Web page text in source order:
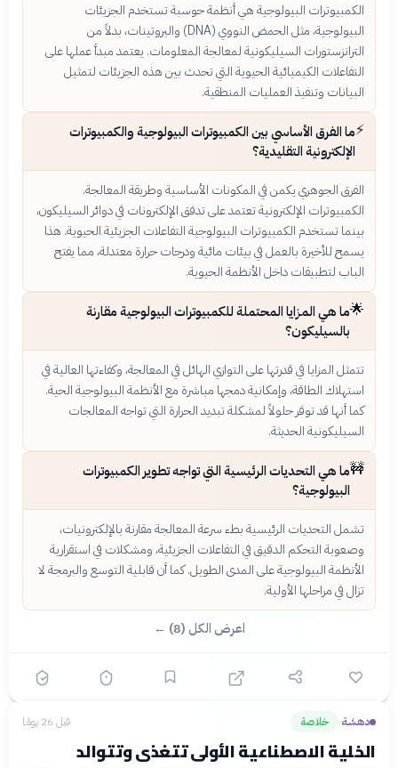
الكمبيوترات البيولوجية هي أنظمة حوسبة تستخدم الجزيئات
البيولوجية، مثل الحمض النووي (DNA) والبروتينات، بدلاً من
الترانزستورات السيليكونية لمعالجة المعلومات. يعتمد مبدأ عملها على
التفاعلات الكيميائية الحيوية التي تحدث بين هذه الجزيئات لتمثيل
البيانات وتنفيذ العمليات المنطقية.
⚡ما الفرق الأساسي بين الكمبيوترات البيولوجية والكمبيوترات
الإلكترونية التقليدية؟
الفرق الجوهري يكمن في المكونات الأساسية وطريقة المعالجة.
الكمبيوترات الإلكترونية تعتمد على تدفق الإلكترونات في دوائر السيليكون،
بينما تستخدم الكمبيوترات البيولوجية التفاعلات الجزيئية الحيوية. هذا
يسمح للأخيرة بالعمل في بيئات مائية ودرجات حرارة معتدلة، مما يفتح
الباب لتطبيقات داخل الأنظمة الحيوية.
🌟ما هي المزايا المحتملة للكمبيوترات البيولوجية مقارنة
بالسيليكون؟
تتمثل المزايا في قدرتها على التوازي الهائل في المعالجة، وكفاءتها العالية في
استهلاك الطاقة، وإمكانية دمجها مباشرة مع الأنظمة البيولوجية الحية.
كما أنها قد توفر حلولاً لمشكلة تبديد الحرارة التي تواجه المعالجات
السيليكونية الحديثة.
🚧ما هي التحديات الرئيسية التي تواجه تطوير الكمبيوترات
البيولوجية؟
تشمل التحديات الرئيسية بطء سرعة المعالجة مقارنة بالإلكترونيات،
وصعوبة التحكم الدقيق في التفاعلات الجزيئية، ومشكلات في استقرارية
الأنظمة البيولوجية على المدى الطويل. كما أن قابلية التوسع والبرمجة لا
تزال في مراحلها الأولية.
اعرض الكل (8) ←
دهشة› خلاصة قبل 26 يومًا
الخلية الاصطناعية الأولى تتغذى وتتوالد